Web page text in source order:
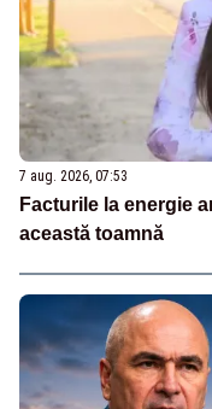
7 aug. 2026, 07:53
Facturile la energie
această toamnă